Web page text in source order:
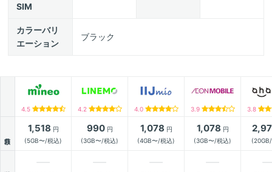
SIM
カラーバリ
エーション
ブラック
4.5 4.2 4.0 3.9 3.8
1,518 円
(5GB〜/税込)
990円
(3GB〜/税込)
1,078 円
(4GB〜/税込)
1,078 円
(3GB〜/税込)